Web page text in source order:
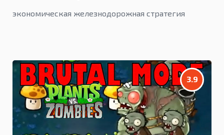
экономическая железнодорожная стратегия
3.9